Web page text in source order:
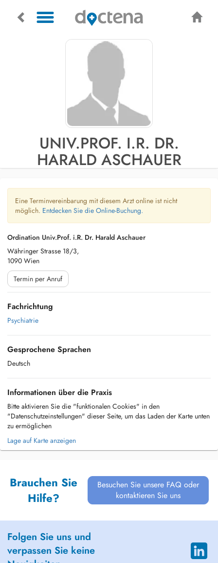
UNIV.PROF. I.R. DR.
HARALD ASCHAUER
Eine Terminvereinbarung mit diesem Arzt online ist nicht
möglich. Entdecken Sie die Online-Buchung.
Ordination Univ.Prof. i.R. Dr. Harald Aschauer
Währinger Strasse 18/3,
1090 Wien
Termin per Anruf
Fachrichtung
Psychiatrie
Gesprochene Sprachen
Deutsch
Informationen über die Praxis
Bitte aktivieren Sie die "funktionalen Cookies" in den
"Datenschutzeinstellungen" dieser Seite, um das Laden der Karte unten
zu ermöglichen
Lage auf Karte anzeigen
Brauchen Sie
Hilfe?
Besuchen Sie unsere FAQ oder
kontaktieren Sie uns
Folgen Sie uns und
verpassen Sie keine